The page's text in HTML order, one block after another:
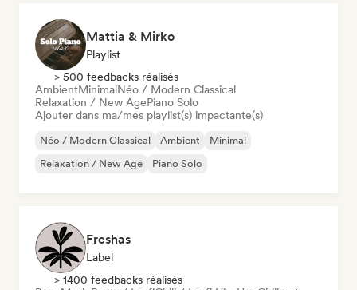
Mattia & Mirko
Playlist
> 500 feedbacks réalisés
AmbientMinimalNéo / Modern Classical
Relaxation / New AgePiano Solo
Ajouter dans ma/mes playlist(s) impactante(s)
Néo / Modern Classical Ambient
Minimal
Relaxation / New Age
Piano Solo
Freshas
Label
> 1400 feedbacks réalisés